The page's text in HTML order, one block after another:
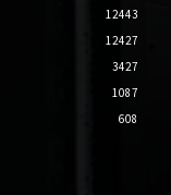
12443
12427
3427
1087
608